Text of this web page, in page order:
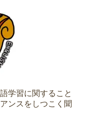
学習に関すること
ンスをしつこく聞